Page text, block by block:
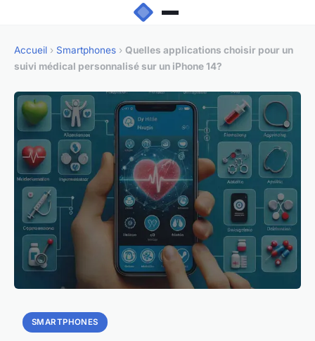
Accueil › Smartphones › Quelles applications choisir pour un
suivi médical personnalisé sur un iPhone 14?
SMARTPHONES